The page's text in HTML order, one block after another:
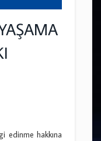
edinme hakkına